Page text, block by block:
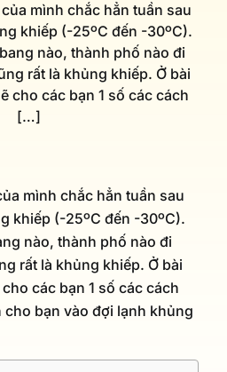
mình chắc hẳn tuần sau
khiếp (-25ºC đến -30ºC).
nào, thành phố nào đi
rất là khủng khiếp. Ở bài
cho các bạn 1 số các cách
[…]
mình chắc hẳn tuần sau
khiếp (-25ºC đến -30ºC).
nào, thành phố nào đi
rất là khủng khiếp. Ở bài
các bạn 1 số các cách
cho bạn vào đợi lạnh khủng